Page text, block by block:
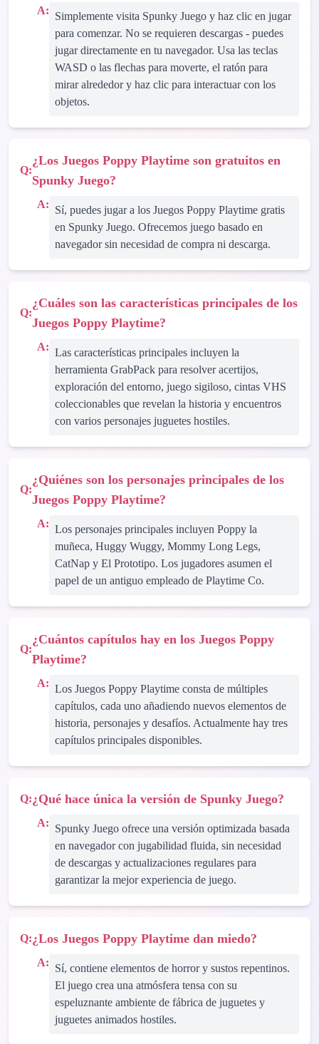
A: Simplemente visita Spunky Juego y haz clic en jugar
para comenzar. No se requieren descargas - puedes
jugar directamente en tu navegador. Usa las teclas
WASD o las flechas para moverte, el ratón para
mirar alrededor y haz clic para interactuar con los
objetos.
Q:
¿Los Juegos Poppy Playtime son gratuitos en
Spunky Juego?
A: Sí, puedes jugar a los Juegos Poppy Playtime gratis
en Spunky Juego. Ofrecemos juego basado en
navegador sin necesidad de compra ni descarga.
Q:
¿Cuáles son las características principales de los
Juegos Poppy Playtime?
A: Las características principales incluyen la
herramienta GrabPack para resolver acertijos,
exploración del entorno, juego sigiloso, cintas VHS
coleccionables que revelan la historia y encuentros
con varios personajes juguetes hostiles.
Q:
¿Quiénes son los personajes principales de los
Juegos Poppy Playtime?
A: Los personajes principales incluyen Poppy la
muñeca, Huggy Wuggy, Mommy Long Legs,
CatNap y El Prototipo. Los jugadores asumen el
papel de un antiguo empleado de Playtime Co.
Q:
¿Cuántos capítulos hay en los Juegos Poppy
Playtime?
A: Los Juegos Poppy Playtime consta de múltiples
capítulos, cada uno añadiendo nuevos elementos de
historia, personajes y desafíos. Actualmente hay tres
capítulos principales disponibles.
Q:¿Qué hace única la versión de Spunky Juego?
A: Spunky Juego ofrece una versión optimizada basada
en navegador con jugabilidad fluida, sin necesidad
de descargas y actualizaciones regulares para
garantizar la mejor experiencia de juego.
Q:¿Los Juegos Poppy Playtime dan miedo?
A: Sí, contiene elementos de horror y sustos repentinos.
El juego crea una atmósfera tensa con su
espeluznante ambiente de fábrica de juguetes y
juguetes animados hostiles.